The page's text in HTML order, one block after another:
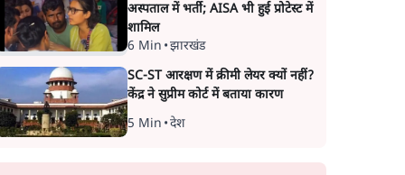
अस्पताल में भर्ती; AISA भी हुई प्रोटेस्ट में
शामिल
6 Min •झारखंड
SC-ST आरक्षण में क्रीमी लेयर क्यों नहीं?
केंद्र ने सुप्रीम कोर्ट में बताया कारण
5 Min •देश